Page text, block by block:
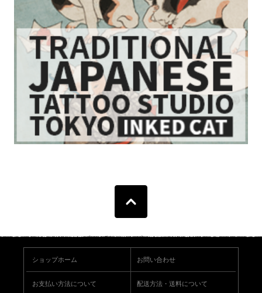
ショップホーム お問い合わせ
お支払い方法について 配送方法・送料について